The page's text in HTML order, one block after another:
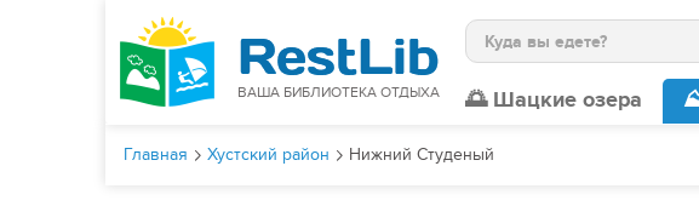
ВАША БИБЛИОТЕКА ОТДЫХА
Поиск
🌅 Шацкие озера
Главная Хустский район Нижний Студеный